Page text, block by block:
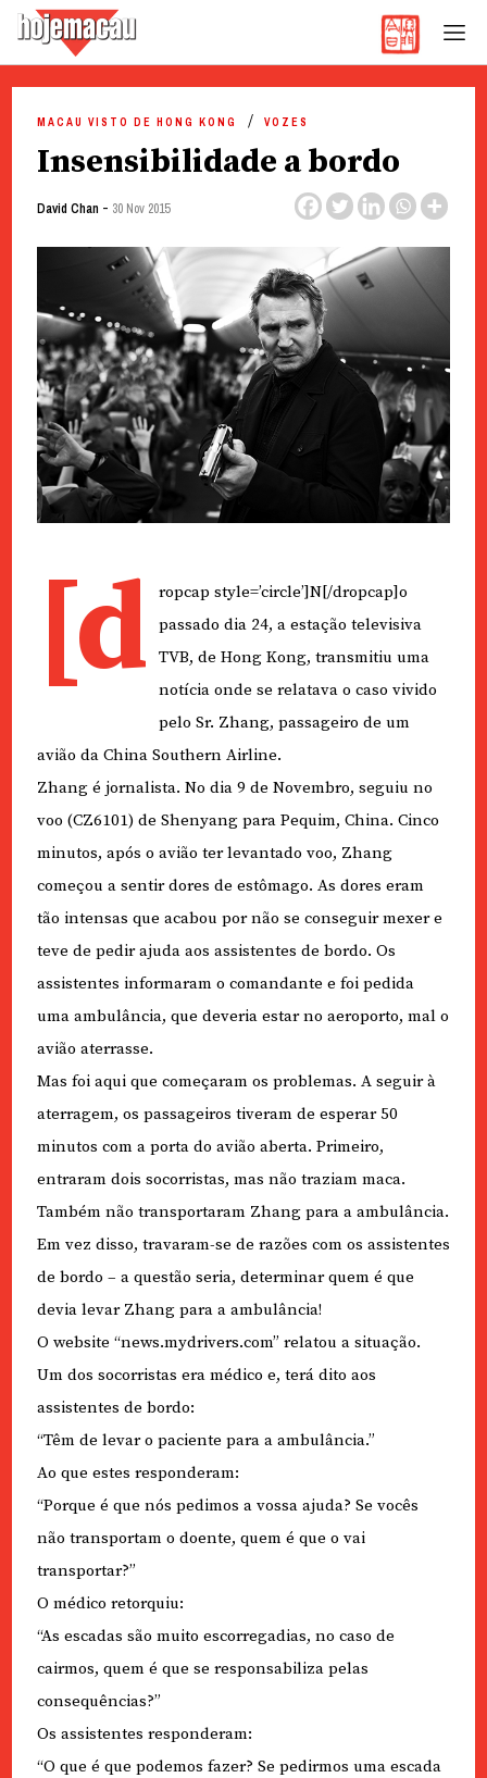
content
MACAU VISTO DE HONG KONG VOZES
Insensibilidade a bordo
David Chan - 30 Nov 2015
[d
ropcap style=’circle’]N[/dropcap]o
passado dia 24, a estação televisiva
TVB, de Hong Kong, transmitiu uma
notícia onde se relatava o caso vivido
pelo Sr. Zhang, passageiro de um
avião da China Southern Airline.
Zhang é jornalista. No dia 9 de Novembro, seguiu no
voo (CZ6101) de Shenyang para Pequim, China. Cinco
minutos, após o avião ter levantado voo, Zhang
começou a sentir dores de estômago. As dores eram
tão intensas que acabou por não se conseguir mexer e
teve de pedir ajuda aos assistentes de bordo. Os
assistentes informaram o comandante e foi pedida
uma ambulância, que deveria estar no aeroporto, mal o
avião aterrasse.
Mas foi aqui que começaram os problemas. A seguir à
aterragem, os passageiros tiveram de esperar 50
minutos com a porta do avião aberta. Primeiro,
entraram dois socorristas, mas não traziam maca.
Também não transportaram Zhang para a ambulância.
Em vez disso, travaram-se de razões com os assistentes
de bordo – a questão seria, determinar quem é que
devia levar Zhang para a ambulância!
O website “news.mydrivers.com” relatou a situação.
Um dos socorristas era médico e, terá dito aos
assistentes de bordo:
“Têm de levar o paciente para a ambulância.”
Ao que estes responderam:
“Porque é que nós pedimos a vossa ajuda? Se vocês
não transportam o doente, quem é que o vai
transportar?”
O médico retorquiu:
“As escadas são muito escorregadias, no caso de
cairmos, quem é que se responsabiliza pelas
consequências?”
Os assistentes responderam:
“O que é que podemos fazer? Se pedirmos uma escada